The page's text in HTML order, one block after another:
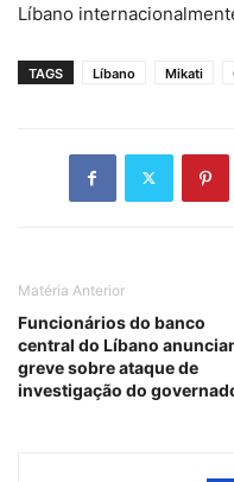
Líbano
TAGS Líbano Mikati
Matéria Anterior
Funcionários do banco
central do Líbano
greve sobre ataque de
investigação do